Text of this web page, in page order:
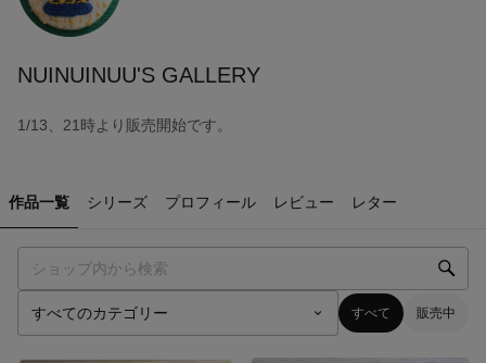
NUINUINUU'S GALLERY
1/13、21時より販売開始です。
作品一覧 シリーズ プロフィール レビュー レター
すべて 販売中